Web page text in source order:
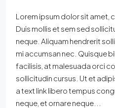
Lorem ipsum dolor sit amet,
Duis mollis et sem sed
neque. Aliquam hendrerit
mi accumsan nec. Quisque
facilisis, at malesuada orci
sollicitudin cursus. Ut et
a text link libero tempus
neque, et ornare neque...